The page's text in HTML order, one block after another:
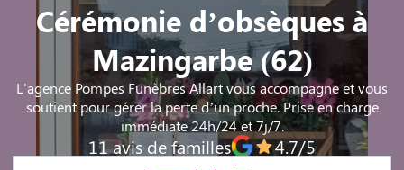
Cérémonie d’obsèques à
Mazingarbe (62)
L'agence Pompes Funèbres Allart vous accompagne et vous
soutient pour gérer la perte d’un proche. Prise en charge
immédiate 24h/24 et 7j/7.
11 avis de familles 4.7/5